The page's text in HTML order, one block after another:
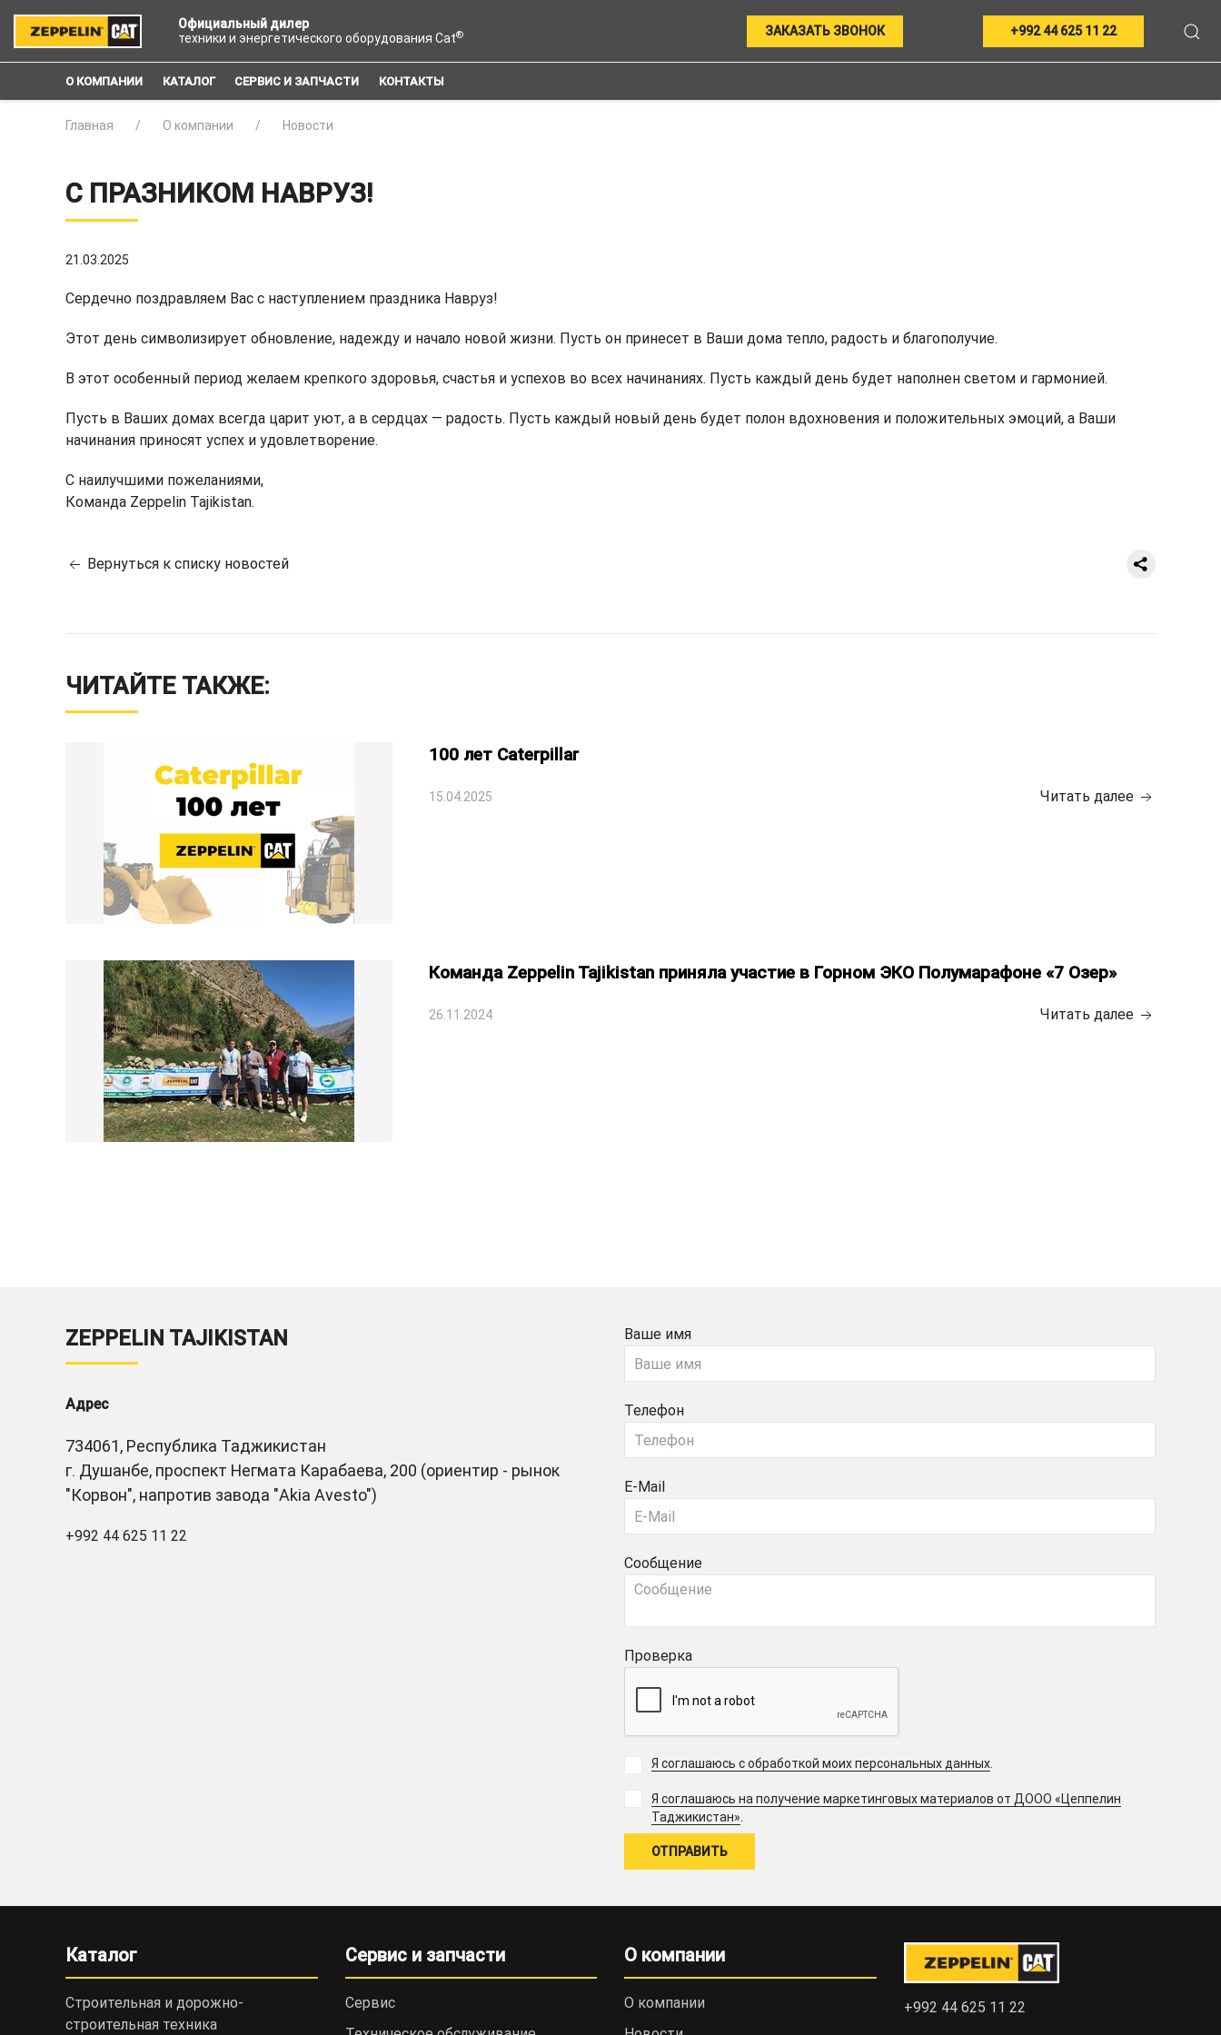
Официальный дилер
техники и энергетического оборудования Cat® ЗАКАЗАТЬ ЗВОНОК +992 44 625 11 22
О КОМПАНИИ КАТАЛОГ СЕРВИС И ЗАПЧАСТИ КОНТАКТЫ
Главная О компании Новости
С ПРАЗНИКОМ НАВРУЗ!
21.03.2025
Сердечно поздравляем Вас с наступлением праздника Навруз!
Этот день символизирует обновление, надежду и начало новой жизни. Пусть он принесет в Ваши дома тепло, радость и благополучие.
В этот особенный период желаем крепкого здоровья, счастья и успехов во всех начинаниях. Пусть каждый день будет наполнен светом и гармонией.
Пусть в Ваших домах всегда царит уют, а в сердцах — радость. Пусть каждый новый день будет полон вдохновения и положительных эмоций, а Ваши
начинания приносят успех и удовлетворение.
С наилучшими пожеланиями,
Команда Zeppelin Tajikistan.
Вернуться к списку новостей
ЧИТАЙТЕ ТАКЖЕ:
100 лет Caterpillar
15.04.2025 Читать далее
Команда Zeppelin Tajikistan приняла участие в Горном ЭКО Полумарафоне «7 Озер»
26.11.2024 Читать далее
ZEPPELIN TAJIKISTAN
Адрес
734061, Республика Таджикистан
г. Душанбе, проспект Негмата Карабаева, 200 (ориентир - рынок
"Корвон", напротив завода "Akia Avesto")
+992 44 625 11 22
Ваше имя
Телефон
E-Mail
Сообщение
Проверка
Я соглашаюсь с обработкой моих персональных данных
Я соглашаюсь на получение маркетинговых материалов от ДООО «Цеппелин
Таджикистан».
Каталог
Строительная и дорожно-
cтроительная техника
Сервис и запчасти
Сервис
О компании
О компании
+992 44 625 11 22